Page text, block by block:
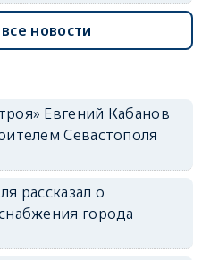
новости
Евгений Кабанов
Севастополя
рассказал о
города